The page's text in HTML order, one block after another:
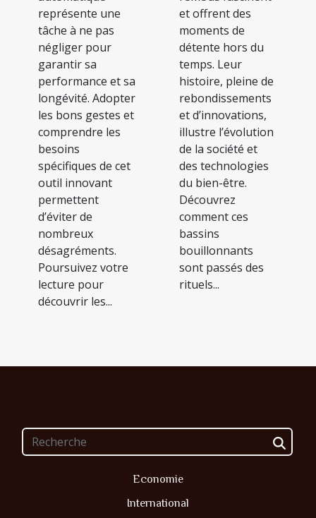
représente une
tâche à ne pas
négliger pour
garantir sa
performance et sa
longévité. Adopter
les bons gestes et
comprendre les
besoins
spécifiques de cet
outil innovant
permettent
d’éviter de
nombreux
désagréments.
Poursuivez votre
lecture pour
découvrir les...
et offrent des
moments de
détente hors du
temps. Leur
histoire, pleine de
rebondissements
et d’innovations,
illustre l’évolution
de la société et
des technologies
du bien-être.
Découvrez
comment ces
bassins
bouillonnants
sont passés des
rituels...
Economie
International